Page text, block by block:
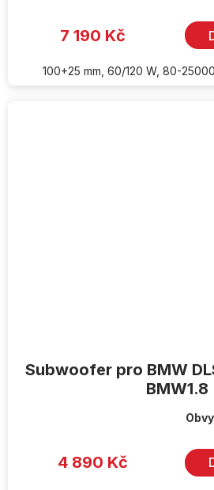
7 190 Kč
100+25 mm, 60/120 W, 80-
Subwoofer pro BMW
BMW1.8
4 890 Kč